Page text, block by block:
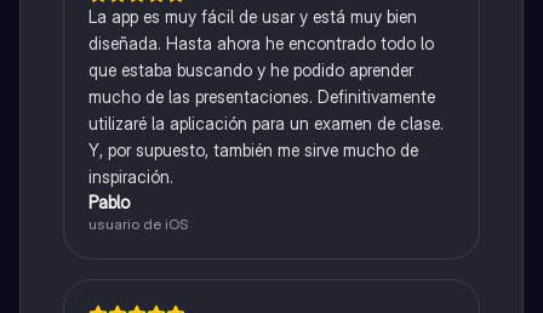
La app es muy fácil de usar y está muy bien
diseñada. Hasta ahora he encontrado todo lo
que estaba buscando y he podido aprender
mucho de las presentaciones. Definitivamente
utilizaré la aplicación para un examen de clase.
Y, por supuesto, también me sirve mucho de
inspiración.
Pablo
usuario de iOS